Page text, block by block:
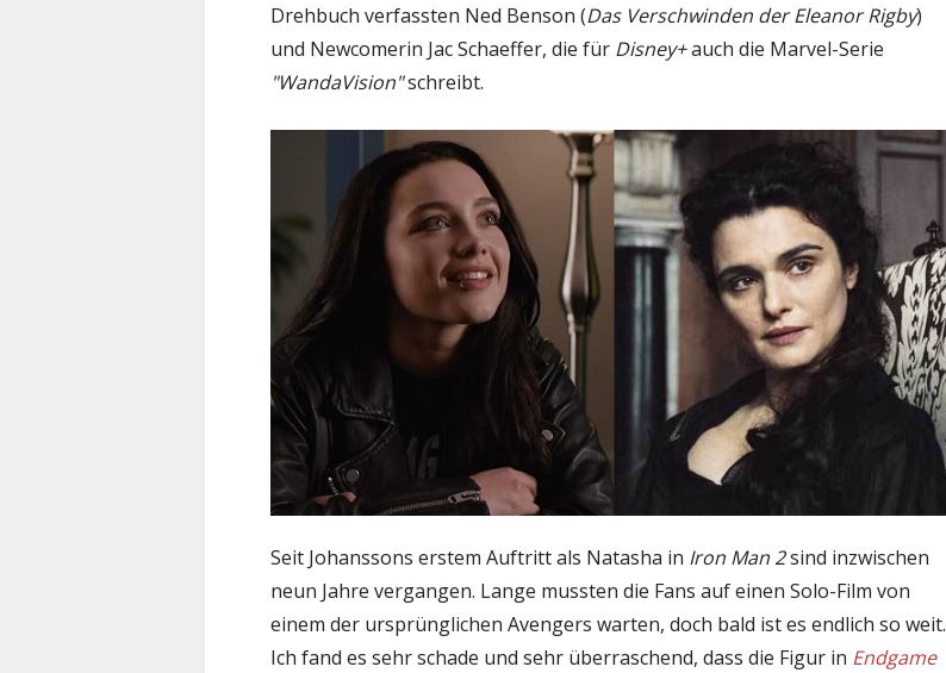
Drehbuch verfassten Ned Benson (Das Verschwinden der Eleanor Rigby)
und Newcomerin Jac Schaeffer, die für Disney+auch die Marvel-Serie
"WandaVision"schreibt.
Seit Johanssons erstem Auftritt als Natasha in Iron Man 2sind inzwischen
neun Jahre vergangen. Lange mussten die Fans auf einen Solo-Film von
einem der ursprünglichen Avengers warten, doch bald ist es endlich so weit.
Ich fand es sehr schade und sehr überraschend, dass die Figur in Endgame